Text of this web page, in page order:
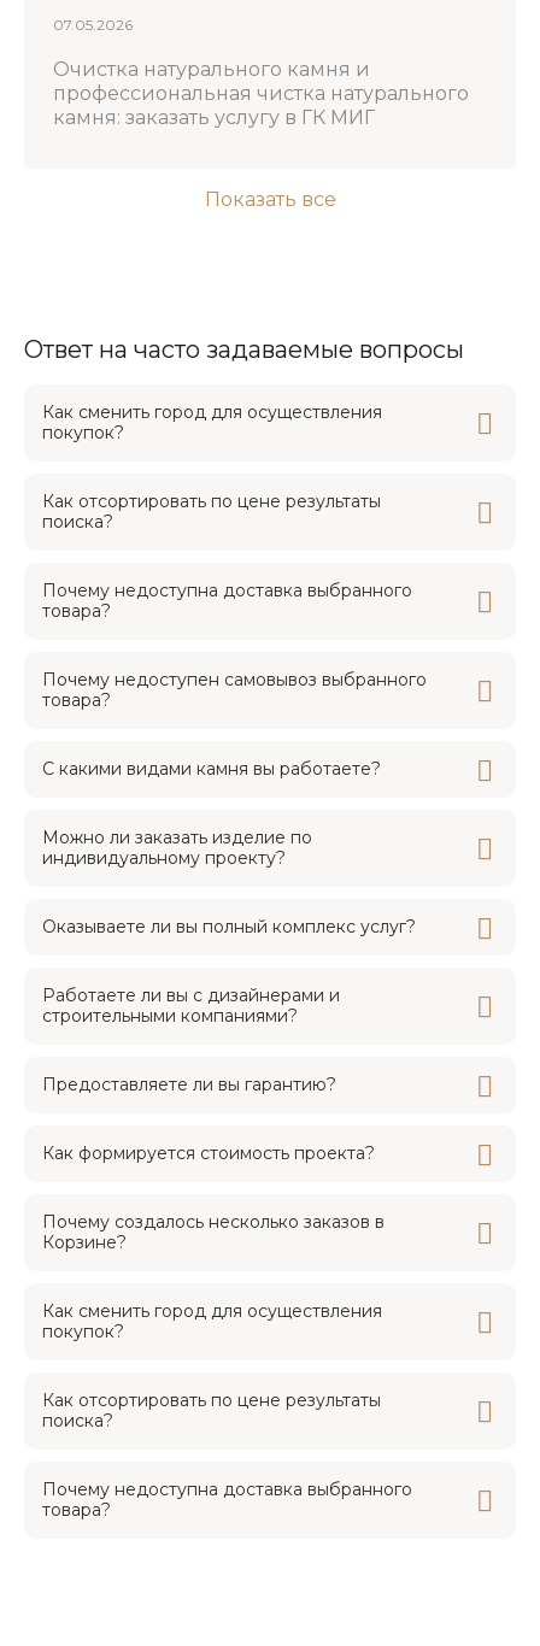
07.05.2026
Очистка натурального камня и
профессиональная чистка натурального
камня: заказать услугу в ГК МИГ
Показать все
Ответ на часто задаваемые вопросы
Как сменить город для осуществления
покупок?
Как отсортировать по цене результаты
поиска?
Почему недоступна доставка выбранного
товара?
Почему недоступен самовывоз выбранного
товара?
С какими видами камня вы работаете?
Можно ли заказать изделие по
индивидуальному проекту?
Оказываете ли вы полный комплекс услуг?
Работаете ли вы с дизайнерами и
строительными компаниями?
Предоставляете ли вы гарантию?
Как формируется стоимость проекта?
Почему создалось несколько заказов в
Корзине?
Как сменить город для осуществления
покупок?
Как отсортировать по цене результаты
поиска?
Почему недоступна доставка выбранного
товара?